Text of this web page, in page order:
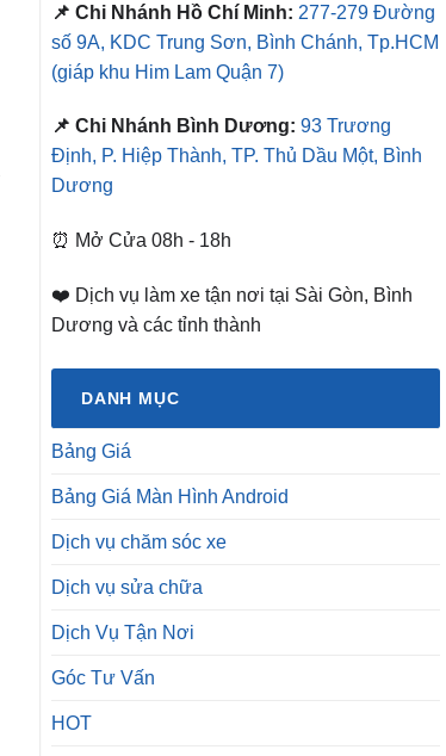
📌 Chi Nhánh Hồ Chí Minh: 277-279 Đường
số 9A, KDC Trung Sơn, Bình Chánh, Tp.HCM
(giáp khu Him Lam Quận 7)
📌 Chi Nhánh Bình Dương: 93 Trương
Định, P. Hiệp Thành, TP. Thủ Dầu Một, Bình
Dương
⏰ Mở Cửa 08h - 18h
❤️ Dịch vụ làm xe tận nơi tại Sài Gòn, Bình
Dương và các tỉnh thành
DANH MỤC
Bảng Giá
Bảng Giá Màn Hình Android
Dịch vụ chăm sóc xe
Dịch vụ sửa chữa
Dịch Vụ Tận Nơi
Góc Tư Vấn
HOT